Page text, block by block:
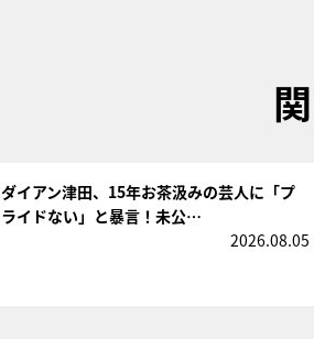
ダイアン津田、15年お茶汲みの芸人に「プ
ライドない」と暴言！未公…
2026.08.05